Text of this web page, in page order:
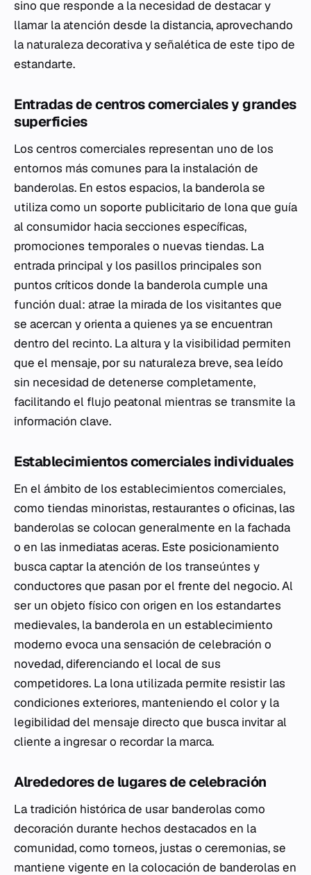
sino que responde a la necesidad de destacar y
llamar la atención desde la distancia, aprovechando
la naturaleza decorativa y señalética de este tipo de
estandarte.
Entradas de centros comerciales y grandes
superficies
Los centros comerciales representan uno de los
entornos más comunes para la instalación de
banderolas. En estos espacios, la banderola se
utiliza como un soporte publicitario de lona que guía
al consumidor hacia secciones específicas,
promociones temporales o nuevas tiendas. La
entrada principal y los pasillos principales son
puntos críticos donde la banderola cumple una
función dual: atrae la mirada de los visitantes que
se acercan y orienta a quienes ya se encuentran
dentro del recinto. La altura y la visibilidad permiten
que el mensaje, por su naturaleza breve, sea leído
sin necesidad de detenerse completamente,
facilitando el flujo peatonal mientras se transmite la
información clave.
Establecimientos comerciales individuales
En el ámbito de los establecimientos comerciales,
como tiendas minoristas, restaurantes o oficinas, las
banderolas se colocan generalmente en la fachada
o en las inmediatas aceras. Este posicionamiento
busca captar la atención de los transeúntes y
conductores que pasan por el frente del negocio. Al
ser un objeto físico con origen en los estandartes
medievales, la banderola en un establecimiento
moderno evoca una sensación de celebración o
novedad, diferenciando el local de sus
competidores. La lona utilizada permite resistir las
condiciones exteriores, manteniendo el color y la
legibilidad del mensaje directo que busca invitar al
cliente a ingresar o recordar la marca.
Alrededores de lugares de celebración
La tradición histórica de usar banderolas como
decoración durante hechos destacados en la
comunidad, como torneos, justas o ceremonias, se
mantiene vigente en la colocación de banderolas en